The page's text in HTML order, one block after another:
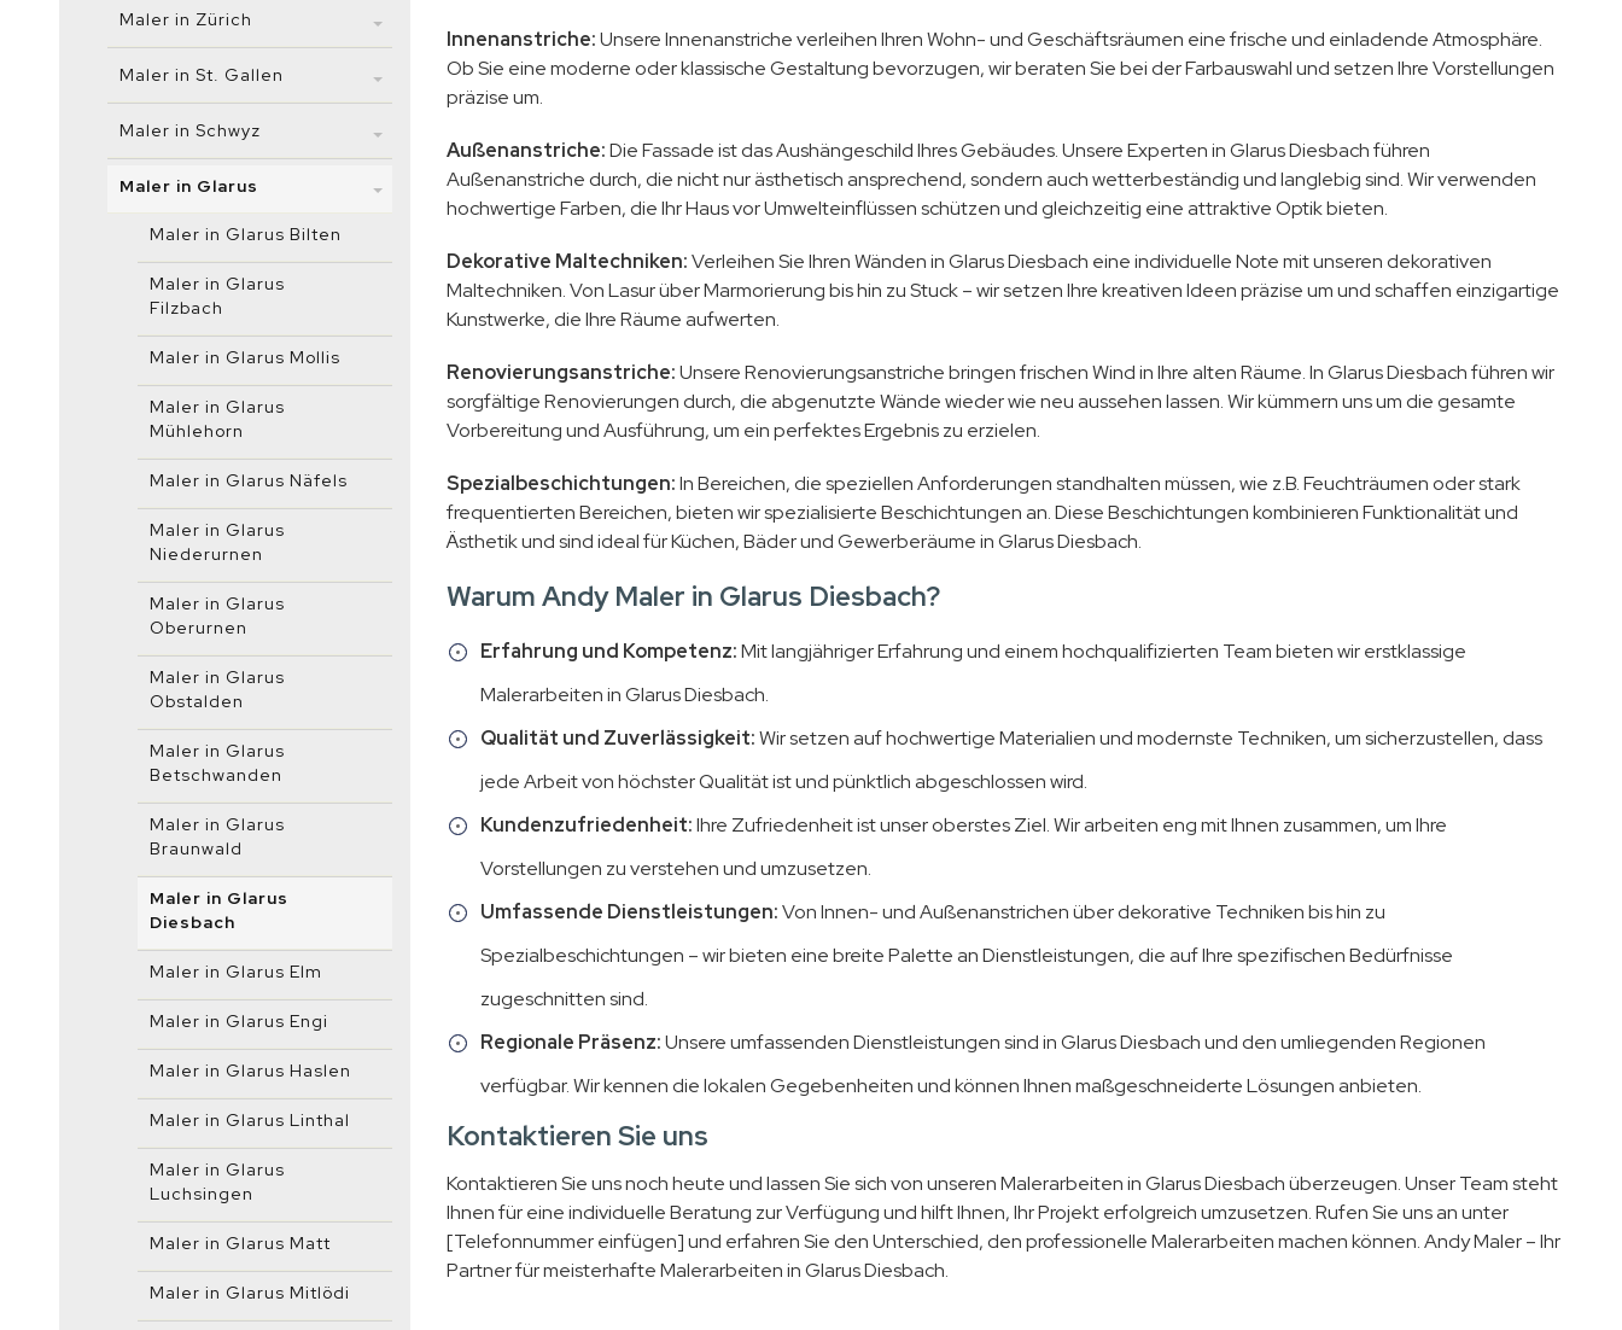
Innenanstriche:Unsere Innenanstriche verleihen Ihren Wohn- und Geschäftsräumen eine frische und einladende Atmosphäre.
Ob Sie eine moderne oder klassische Gestaltung bevorzugen, wir beraten Sie bei der Farbauswahl und setzen Ihre Vorstellungen
präzise um.
Außenanstriche:Die Fassade ist das Aushängeschild Ihres Gebäudes. Unsere Experten in Glarus Diesbach führen
Außenanstriche durch, die nicht nur ästhetisch ansprechend, sondern auch wetterbeständig und langlebig sind. Wir verwenden
hochwertige Farben, die Ihr Haus vor Umwelteinflüssen schützen und gleichzeitig eine attraktive Optik bieten.
Dekorative Maltechniken:Verleihen Sie Ihren Wänden in Glarus Diesbach eine individuelle Note mit unseren dekorativen
Maltechniken. Von Lasur über Marmorierung bis hin zu Stuck – wir setzen Ihre kreativen Ideen präzise um und schaffen einzigartige
Kunstwerke, die Ihre Räume aufwerten.
Renovierungsanstriche:Unsere Renovierungsanstriche bringen frischen Wind in Ihre alten Räume. In Glarus Diesbach führen wir
sorgfältige Renovierungen durch, die abgenutzte Wände wieder wie neu aussehen lassen. Wir kümmern uns um die gesamte
Vorbereitung und Ausführung, um ein perfektes Ergebnis zu erzielen.
Spezialbeschichtungen:In Bereichen, die speziellen Anforderungen standhalten müssen, wie z.B. Feuchträumen oder stark
frequentierten Bereichen, bieten wir spezialisierte Beschichtungen an. Diese Beschichtungen kombinieren Funktionalität und
Ästhetik und sind ideal für Küchen, Bäder und Gewerberäume in Glarus Diesbach.
Warum Andy Maler in Glarus Diesbach?
Erfahrung und Kompetenz:Mit langjähriger Erfahrung und einem hochqualifizierten Team bieten wir erstklassige
Malerarbeiten in Glarus Diesbach.
Qualität und Zuverlässigkeit:Wir setzen auf hochwertige Materialien und modernste Techniken, um sicherzustellen, dass
jede Arbeit von höchster Qualität ist und pünktlich abgeschlossen wird.
Kundenzufriedenheit:Ihre Zufriedenheit ist unser oberstes Ziel. Wir arbeiten eng mit Ihnen zusammen, um Ihre
Vorstellungen zu verstehen und umzusetzen.
Umfassende Dienstleistungen:Von Innen- und Außenanstrichen über dekorative Techniken bis hin zu
Spezialbeschichtungen – wir bieten eine breite Palette an Dienstleistungen, die auf Ihre spezifischen Bedürfnisse
zugeschnitten sind.
Regionale Präsenz:Unsere umfassenden Dienstleistungen sind in Glarus Diesbach und den umliegenden Regionen
verfügbar. Wir kennen die lokalen Gegebenheiten und können Ihnen maßgeschneiderte Lösungen anbieten.
Kontaktieren Sie uns
Kontaktieren Sie uns noch heute und lassen Sie sich von unseren Malerarbeiten in Glarus Diesbach überzeugen. Unser Team steht
Ihnen für eine individuelle Beratung zur Verfügung und hilft Ihnen, Ihr Projekt erfolgreich umzusetzen. Rufen Sie uns an unter
[Telefonnummer einfügen] und erfahren Sie den Unterschied, den professionelle Malerarbeiten machen können. Andy Maler – Ihr
Partner für meisterhafte Malerarbeiten in Glarus Diesbach.
Maler in Zürich
Maler in St. Gallen
Maler in Schwyz
Maler in Glarus
Maler in Glarus Bilten
Maler in Glarus
Filzbach
Maler in Glarus Mollis
Maler in Glarus
Mühlehorn
Maler in Glarus Näfels
Maler in Glarus
Niederurnen
Maler in Glarus
Oberurnen
Maler in Glarus
Obstalden
Maler in Glarus
Betschwanden
Maler in Glarus
Braunwald
Maler in Glarus
Diesbach
Maler in Glarus Elm
Maler in Glarus Engi
Maler in Glarus Haslen
Maler in Glarus Linthal
Maler in Glarus
Luchsingen
Maler in Glarus Matt
Maler in Glarus Mitlödi